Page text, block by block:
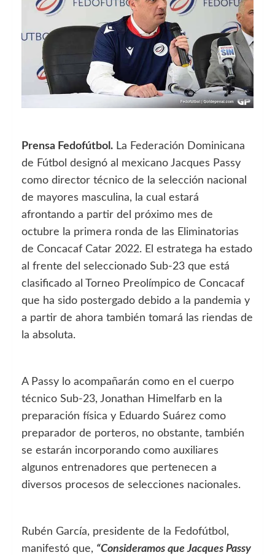
Prensa Fedofútbol. La Federación Dominicana
de Fútbol designó al mexicano Jacques Passy
como director técnico de la selección nacional
de mayores masculina, la cual estará
afrontando a partir del próximo mes de
octubre la primera ronda de las Eliminatorias
de Concacaf Catar 2022. El estratega ha estado
al frente del seleccionado Sub-23 que está
clasificado al Torneo Preolímpico de Concacaf
que ha sido postergado debido a la pandemia y
a partir de ahora también tomará las riendas de
la absoluta.
A Passy lo acompañarán como en el cuerpo
técnico Sub-23, Jonathan Himelfarb en la
preparación física y Eduardo Suárez como
preparador de porteros, no obstante, también
se estarán incorporando como auxiliares
algunos entrenadores que pertenecen a
diversos procesos de selecciones nacionales.
Rubén García, presidente de la Fedofútbol,
manifestó que, “Consideramos que Jacques Passy